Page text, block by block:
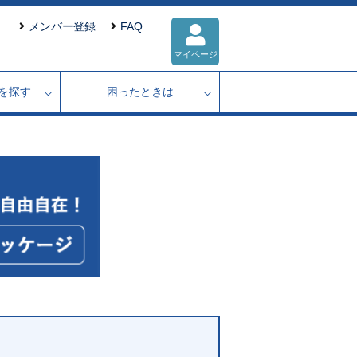
メンバー登録 FAQ
マイページ
探す 困ったときは